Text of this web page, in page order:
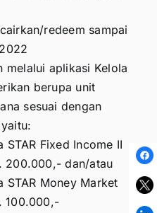
redeem sampai
melalui aplikasi Kelola
berupa unit
sesuai dengan
STAR Fixed Income II
200.000,- dan/atau
STAR Money Market
100.000,-